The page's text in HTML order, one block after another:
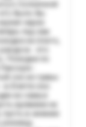
к Солнечной
было бы
через
гид сам
на плато,
- это
Поездки по
-
сок из гуавы
Египте оно
из самых
времени на
в нижние
.